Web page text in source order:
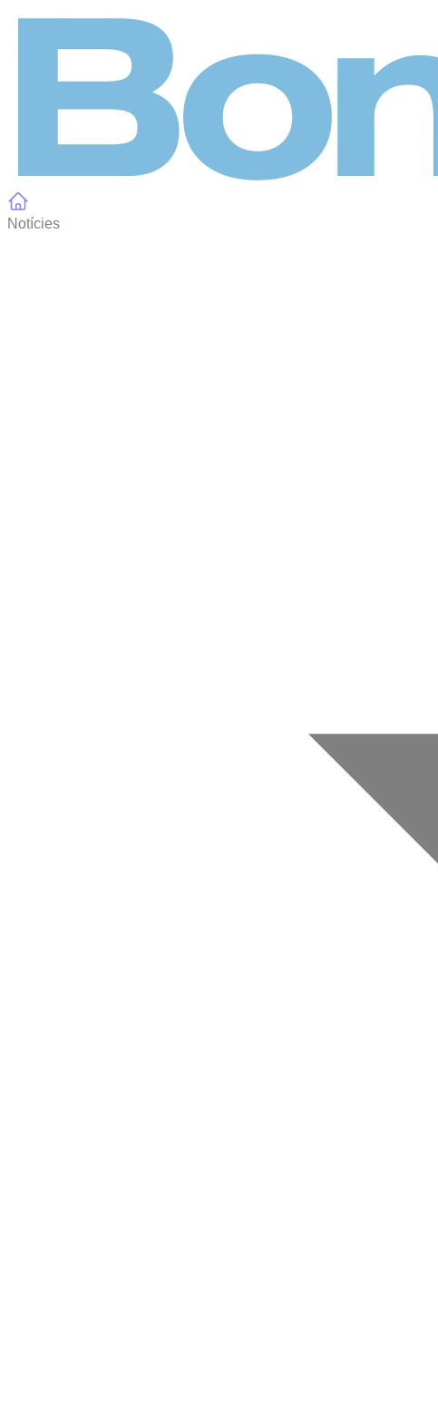
Notícies